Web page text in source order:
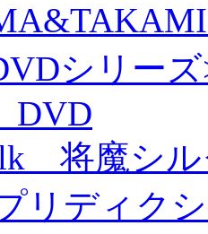
シリ
DVD
将魔シ
リディク